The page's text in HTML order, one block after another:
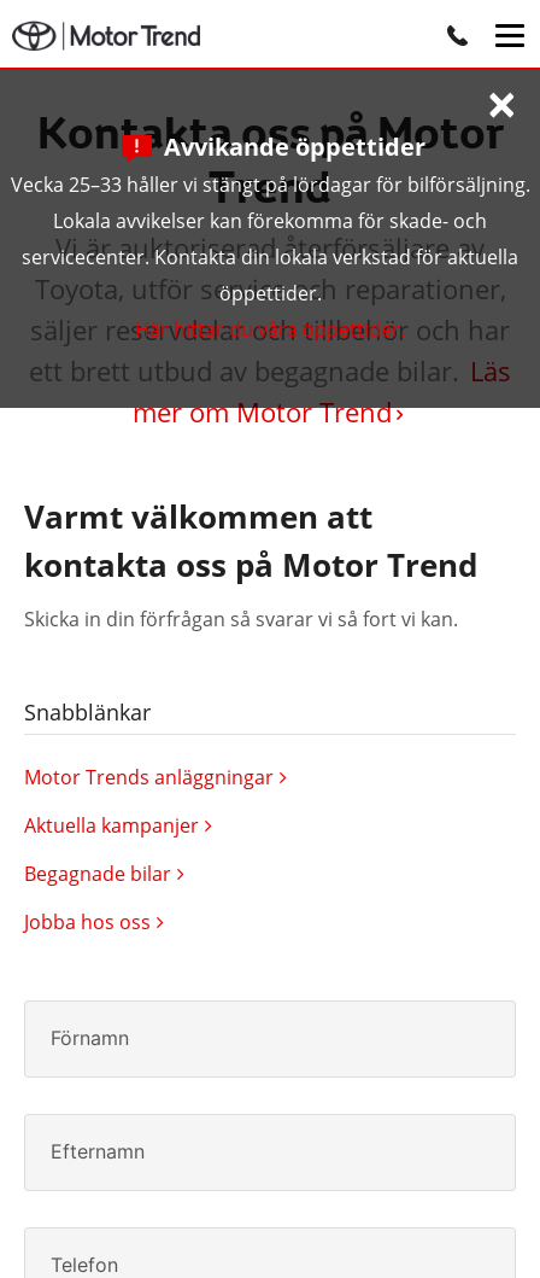
Avvikande öppettider
Vecka 25–33 håller vi stängt på lördagar för bilförsäljning.
Lokala avvikelser kan förekomma för skade- och
servicecenter. Kontakta din lokala verkstad för aktuella
öppettider.
Här hittar du våra öppettider.
×
Kontakta oss på Motor
Trend
Vi är auktoriserad återförsäljare av
Toyota, utför service och reparationer,
säljer reservdelar och tillbehör och har
ett brett utbud av begagnade bilar. Läs
mer om Motor Trend
Varmt välkommen att
kontakta oss på Motor Trend
Skicka in din förfrågan så svarar vi så fort vi kan.
Snabblänkar
Motor Trends anläggningar
Aktuella kampanjer
Begagnade bilar
Jobba hos oss
Förnamn
Efternamn
Telefon